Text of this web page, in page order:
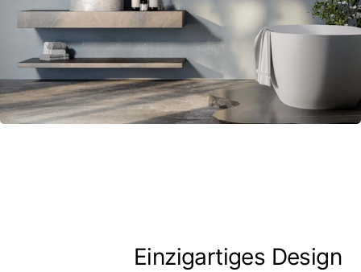
Einzigartiges Design